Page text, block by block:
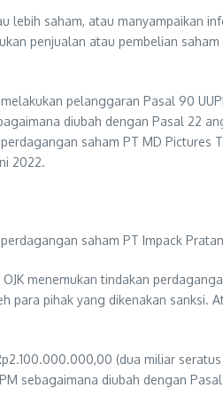
saham, atau manyampaikan
penjualan atau pembelian
pelanggaran Pasal 90
diubah dengan Pasal 22
saham PT MD Pictures
2022.
saham PT Impack
menemukan tindakan
pihak yang dikenakan sanksi.
(dua miliar
sebagaimana diubah dengan